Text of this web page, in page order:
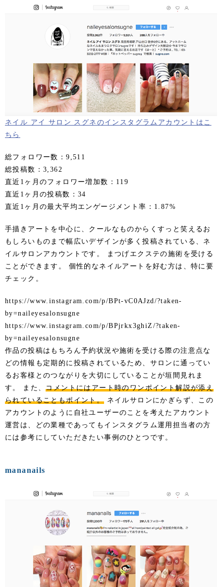
ネイル アイ サロン スグネのインスタグラムアカウントはこ
ちら
総フォロワー数：9,511
総投稿数：3,362
直近1ヶ月のフォロワー増加数：119
直近1ヶ月の投稿数：34
直近1ヶ月の最大平均エンゲージメント率：1.87%
手描きアートを中心に、クールなものからくすっと笑えるお
もしろいものまで幅広いデザインが多く投稿されている、ネ
イルサロンアカウントです。 まつげエクステの施術を受ける
ことができます。 個性的なネイルアートを好む方は、特に要
チェック。
https://www.instagram.com/p/BPt-vC0AJzd/?taken-
by=naileyesalonsugne
https://www.instagram.com/p/BPjrkx3ghiZ/?taken-
by=naileyesalonsugne
作品の投稿はもちろん予約状況や施術を受ける際の注意点な
どの情報も定期的に投稿されているため、サロンに通ってい
るお客様とのつながりを大切にしていることが垣間見れま
す。 また、コメントにはアート時のワンポイント解説が添え
られていることもポイント。 ネイルサロンにかぎらず、この
アカウントのように自社ユーザーのことを考えたアカウント
運営は、どの業種であってもインスタグラム運用担当者の方
には参考にしていただきたい事例のひとつです。
mananails